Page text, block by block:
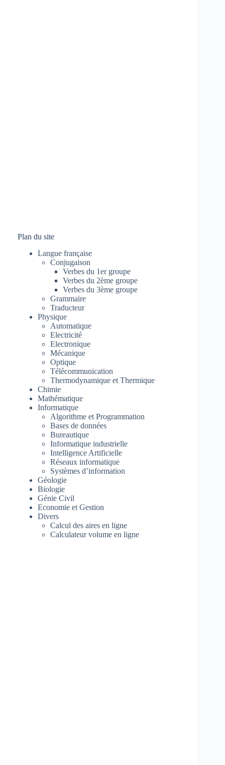
Plan du site
Langue française
Conjugaison
Verbes du 1er groupe
Verbes du 2ème groupe
Verbes du 3ème groupe
Grammaire
Traducteur
Physique
Automatique
Electricité
Electronique
Mécanique
Optique
Télécommunication
Thermodynamique et Thermique
Chimie
Mathématique
Informatique
Algorithme et Programmation
Bases de données
Bureautique
Informatique industrielle
Intelligence Artificielle
Réseaux informatique
Systèmes d’information
Géologie
Biologie
Génie Civil
Economie et Gestion
Divers
Calcul des aires en ligne
Calculateur volume en ligne